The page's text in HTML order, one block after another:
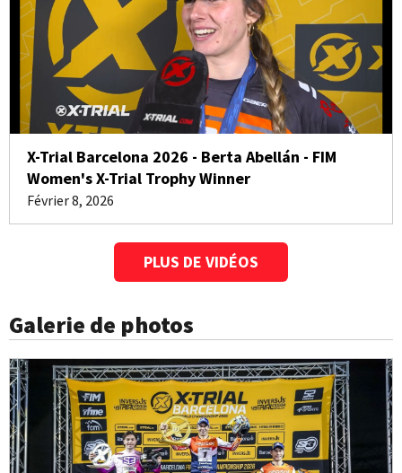
X-Trial Barcelona 2026 - Berta Abellán - FIM
Women's X-Trial Trophy Winner
Février 8, 2026
PLUS DE VIDÉOS
Galerie de photos